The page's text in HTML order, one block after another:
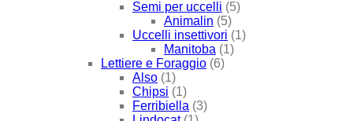
Semi per uccelli (5)
Animalin (5)
Uccelli insettivori (1)
Manitoba (1)
Lettiere e Foraggio (6)
Also (1)
Chipsi (1)
Ferribiella (3)